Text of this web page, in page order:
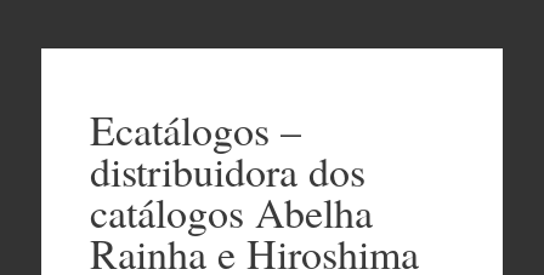
Ecatálogos –
distribuidora dos
catálogos Abelha
Rainha e Hiroshima